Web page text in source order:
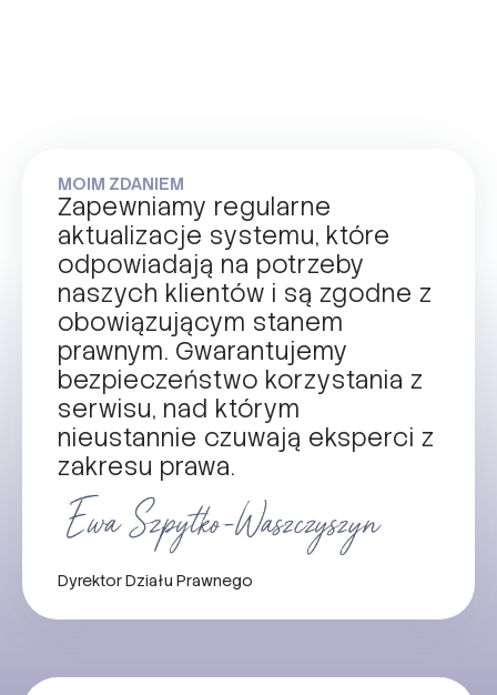
MOIM ZDANIEM
Zapewniamy regularne
aktualizacje systemu, które
odpowiadają na potrzeby
naszych klientów i są zgodne z
obowiązującym stanem
prawnym. Gwarantujemy
bezpieczeństwo korzystania z
serwisu, nad którym
nieustannie czuwają eksperci z
zakresu prawa.
Dyrektor Działu Prawnego